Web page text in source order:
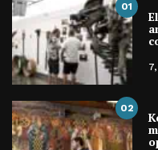
01
02